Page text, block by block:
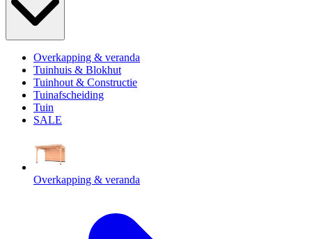
Overkapping & veranda
Tuinhuis & Blokhut
Tuinhout & Constructie
Tuinafscheiding
Tuin
SALE
Overkapping & veranda